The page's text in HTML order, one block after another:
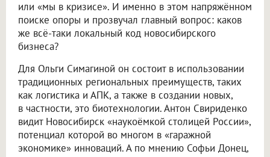
или «мы в кризисе». И именно в этом напряжённом
поиске опоры и прозвучал главный вопрос: каков
же всё-таки локальный код новосибирского
бизнеса?
Для Ольги Симагиной он состоит в использовании
традиционных региональных преимуществ, таких
как логистика и АПК, а также в создании новых,
в частности, это биотехнологии. Антон Свириденко
видит Новосибирск «наукоёмкой столицей России»,
потенциал которой во многом в «гаражной
экономике» инноваций. А по мнению Софьи Донец,